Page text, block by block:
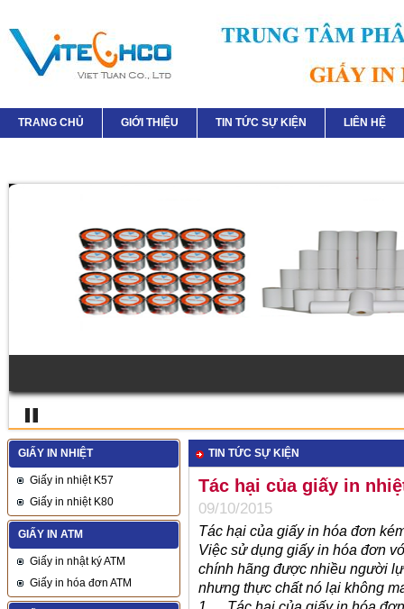
TRANG CHỦ GIỚI THIỆU TIN TỨC SỰ KIỆN LIÊN HỆ
GIẤY IN NHIỆT
Giấy in nhiệt K57
Giấy in nhiệt K80
GIẤY IN ATM
Giấy in nhật ký ATM
Giấy in hóa đơn ATM
TIN TỨC SỰ KIỆN
Tác hại của giấy in
09/10/2015
Tác hại của giấy in hóa đơn
Việc sử dụng giấy in hóa đơn
chính hãng được nhiều người
nhưng thực chất nó lại không